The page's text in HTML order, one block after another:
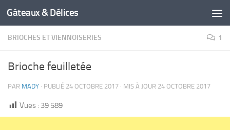
Gâteaux & Délices
BRIOCHES ET VIENNOISERIES 1
Brioche feuilletée
PAR MADY · PUBLIÉ 24 OCTOBRE 2017 · MIS À JOUR 24 OCTOBRE 2017
Vues : 39 589